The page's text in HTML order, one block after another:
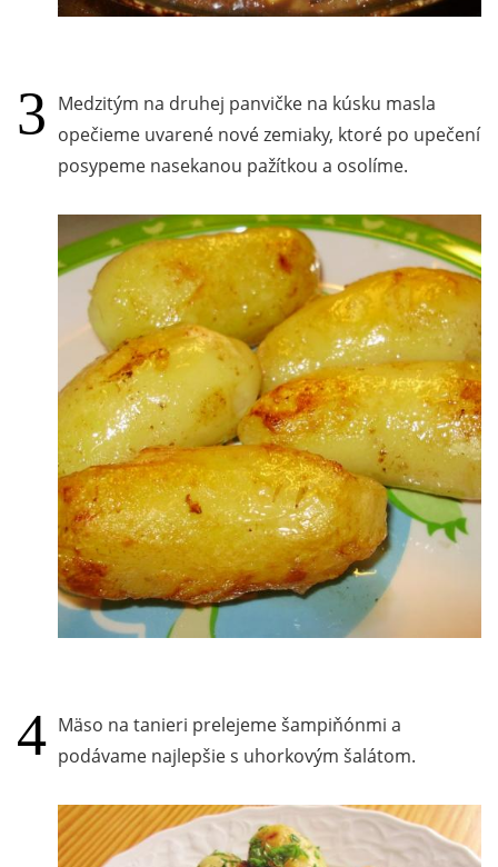
Medzitým na druhej panvičke na kúsku masla
opečieme uvarené nové zemiaky, ktoré po upečení
posypeme nasekanou pažítkou a osolíme.
Mäso na tanieri prelejeme šampiňónmi a
podávame najlepšie s uhorkovým šalátom.